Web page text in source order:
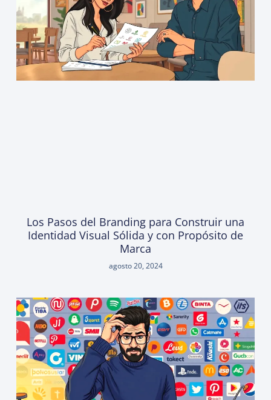
Los Pasos del Branding para Construir una
Identidad Visual Sólida y con Propósito de
Marca
agosto 20, 2024